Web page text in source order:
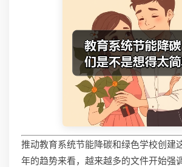
推动教育系统节能降碳和绿色学校创建
年的趋势来看，越来越多的文件开始强